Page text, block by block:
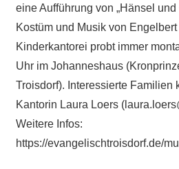
eine Aufführung von „Hänsel und
Kostüm und Musik von
Kinderkantorei probt immer
Uhr im Johanneshaus
Troisdorf). Interessierte Familien
Kantorin Laura Loers
Weitere Infos:
https://evangelischtroisdorf.de/